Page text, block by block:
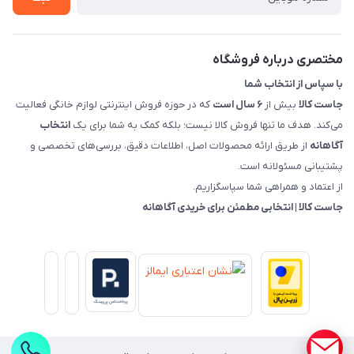
مختصری درباره فروشگاه
با سپاس از انتخاب شما
جاست کالا بیش از ۶ سال است
که در حوزه فروش اینترنتی لوازم خانگی فعالیت
می‌کند. هدف ما تنها فروش کالا نیست؛ بلکه کمک به شما برای یک انتخاب
آگاهانه از طریق ارائه محصولات اصل، اطلاعات دقیق، بررسی‌های تخصصی و
پشتیبانی مسئولانه است.
از اعتماد و همراهی شما سپاسگزاریم.
جاست کالا | انتخابی مطمئن برای خریدی آگاهانه